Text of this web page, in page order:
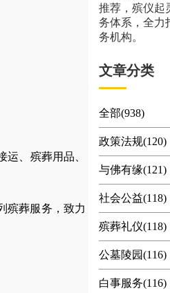
运 殡葬用品
殡葬服务， 致力
推荐，殡仪起
务体系，全力
务机构。
文章分类
全部(938)
政策法规(120)
与佛有缘(121)
社会公益(118)
殡葬礼仪(118)
公墓陵园(116)
白事服务(116)